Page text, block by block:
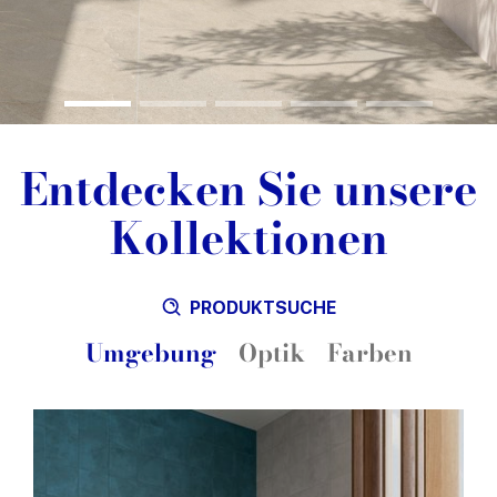
Entdecken Sie unsere
Kollektionen
PRODUKTSUCHE
Umgebung Optik Farben